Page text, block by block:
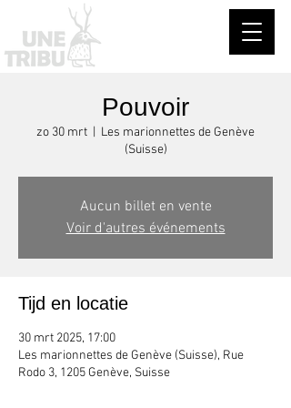
Pouvoir
zo 30 mrt
Les marionnettes de Genève
(Suisse)
Aucun billet en vente
Voir d'autres événements
Tijd en locatie
30 mrt 2025, 17:00
Les marionnettes de Genève (Suisse), Rue
Rodo 3, 1205 Genève, Suisse